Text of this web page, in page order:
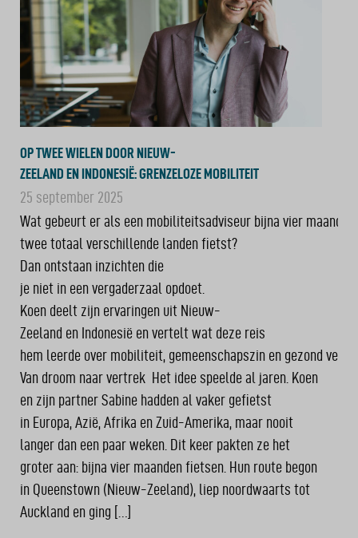
OP TWEE WIELEN DOOR NIEUW-
ZEELAND EN INDONESIË: GRENZELOZE MOBILITEIT
25 september 2025
Wat gebeurt er als een mobiliteitsadviseur bijna vier maanden
twee totaal verschillende landen fietst?
Dan ontstaan inzichten die
je niet in een vergaderzaal opdoet.
Koen deelt zijn ervaringen uit Nieuw-
Zeeland en Indonesië en vertelt wat deze reis
hem leerde over mobiliteit, gemeenschapszin en gezond
Van droom naar vertrek Het idee speelde al jaren. Koen
en zijn partner Sabine hadden al vaker gefietst
in Europa, Azië, Afrika en Zuid-Amerika, maar nooit
langer dan een paar weken. Dit keer pakten ze het
groter aan: bijna vier maanden fietsen. Hun route begon
in Queenstown (Nieuw-Zeeland), liep noordwaarts tot
Auckland en ging […]